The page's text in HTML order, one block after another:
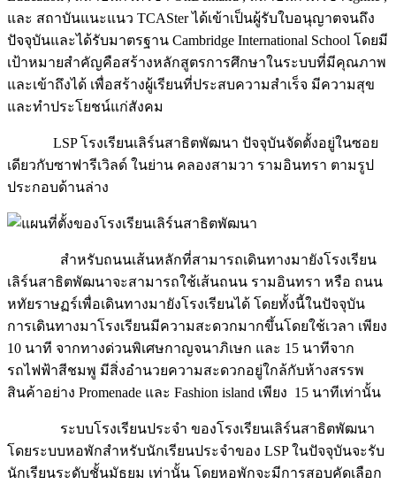
และ สถาบันแนะแนว TCASter ได้เข้าเป็นผู้รับใบอนุญาตจนถึง
ปัจจุบันและได้รับมาตรฐาน Cambridge International School โดยมี
เป้าหมายสำคัญคือสร้างหลักสูตรการศึกษาในระบบที่มีคุณภาพ
และเข้าถึงได้ เพื่อสร้างผู้เรียนที่ประสบความสำเร็จ มีความสุข
และทำประโยชน์แก่สังคม
LSP โรงเรียนเลิร์นสาธิตพัฒนา ปัจจุบันจัดตั้งอยู่ในซอย
เดียวกับซาฟารีเวิลด์ ในย่าน คลองสามวา รามอินทรา ตามรูป
ประกอบด้านล่าง
สำหรับถนนเส้นหลักที่สามารถเดินทางมายังโรงเรียน
เลิร์นสาธิตพัฒนาจะสามารถใช้เส้นถนน รามอินทรา หรือ ถนน
หทัยราษฏร์เพื่อเดินทางมายังโรงเรียนได้ โดยทั้งนี้ในปัจจุบัน
การเดินทางมาโรงเรียนมีความสะดวกมากขึ้นโดยใช้เวลา เพียง
10 นาที จากทางด่วนพิเศษกาญจนาภิเษก และ 15 นาทีจาก
รถไฟฟ้าสีชมพู มีสิ่งอำนวยความสะดวกอยู่ใกล้กับห้างสรรพ
สินค้าอย่าง Promenade และ Fashion island เพียง 15 นาทีเท่านั้น
ระบบโรงเรียนประจำ ของโรงเรียนเลิร์นสาธิตพัฒนา
โดยระบบหอพักสำหรับนักเรียนประจำของ LSP ในปัจจุบันจะรับ
นักเรียนระดับชั้นมัธยม เท่านั้น โดยหอพักจะมีการสอบคัดเลือก